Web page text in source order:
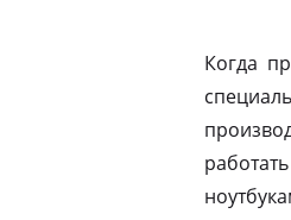
Когда